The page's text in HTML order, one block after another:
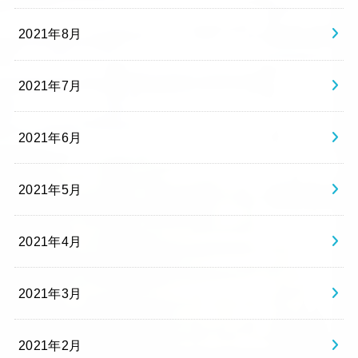
2021年8月
2021年7月
2021年6月
2021年5月
2021年4月
2021年3月
2021年2月